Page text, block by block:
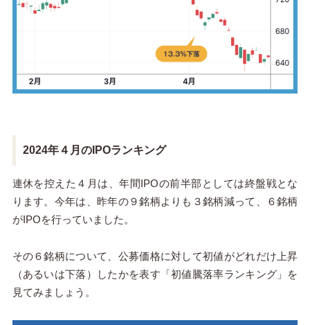
2024年４月のIPOランキング
連休を控えた４月は、年間IPOの前半部としては終盤戦とな
ります。今年は、昨年の９銘柄よりも３銘柄減って、６銘柄
がIPOを行っていました。
その６銘柄について、公募価格に対して初値がどれだけ上昇
（あるいは下落）したかを表す「初値騰落率ランキング」を
見てみましょう。